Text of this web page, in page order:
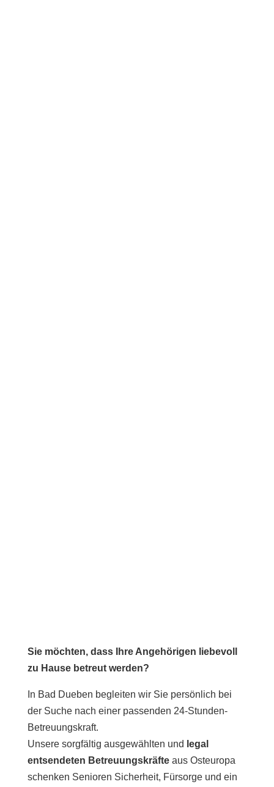
Sie möchten, dass Ihre Angehörigen liebevoll
zu Hause betreut werden?
In Bad Dueben begleiten wir Sie persönlich bei
der Suche nach einer passenden 24-Stunden-
Betreuungskraft.
Unsere sorgfältig ausgewählten und legal
entsendeten Betreuungskräfteaus Osteuropa
schenken Senioren Sicherheit, Fürsorge und ein